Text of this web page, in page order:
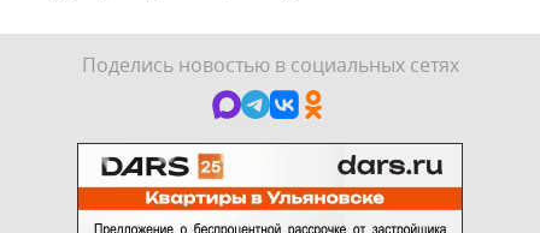
Поделись новостью в социальных сетях